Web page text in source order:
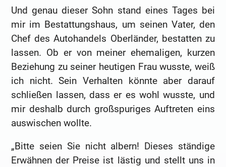
Und genau dieser Sohn stand eines Tages bei
mir im Bestattungshaus, um seinen Vater, den
Chef des Autohandels Oberländer, bestatten zu
lassen. Ob er von meiner ehemaligen, kurzen
Beziehung zu seiner heutigen Frau wusste, weiß
ich nicht. Sein Verhalten könnte aber darauf
schließen lassen, dass er es wohl wusste, und
mir deshalb durch großspuriges Auftreten eins
auswischen wollte.
„Bitte seien Sie nicht albern! Dieses ständige
Erwähnen der Preise ist lästig und stellt uns in